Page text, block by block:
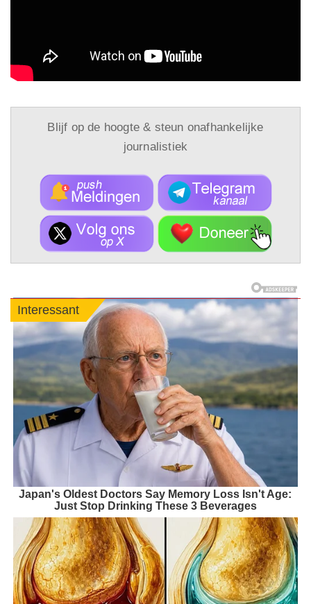
Blijf op de hoogte & steun onafhankelijke
journalistiek
Interessant
Japan's Oldest Doctors Say Memory Loss Isn't Age:
Just Stop Drinking These 3 Beverages